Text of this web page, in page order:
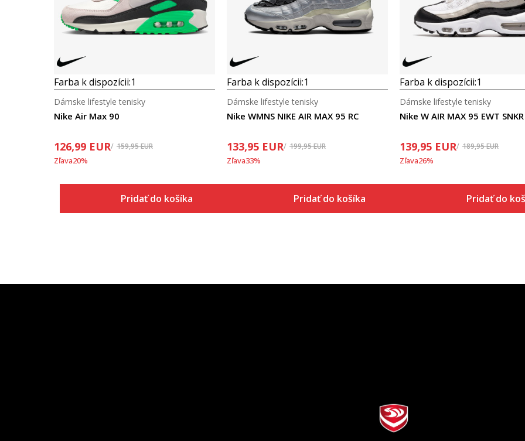
Farba k dispozícii:1
Nike Air Max 90
Dámske lifestyle tenisky
126,99 EUR 159,95EUR
Zľava20%
Pridať do košíka
Farba k dispozícii:1
Nike WMNS NIKE AIR MAX 95 RC
Dámske lifestyle tenisky
133,95 EUR 199,95EUR
Zľava33%
Pridať do košíka
Farba k dispozícii:1
Nike W AIR MAX 95 EWT SNKR
Dámske lifestyle tenisky
139,95 EUR 189,95EUR
Zľava26%
Pridať do